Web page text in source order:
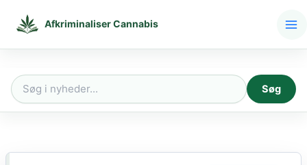
Afkriminaliser Cannabis
Søg
Søg